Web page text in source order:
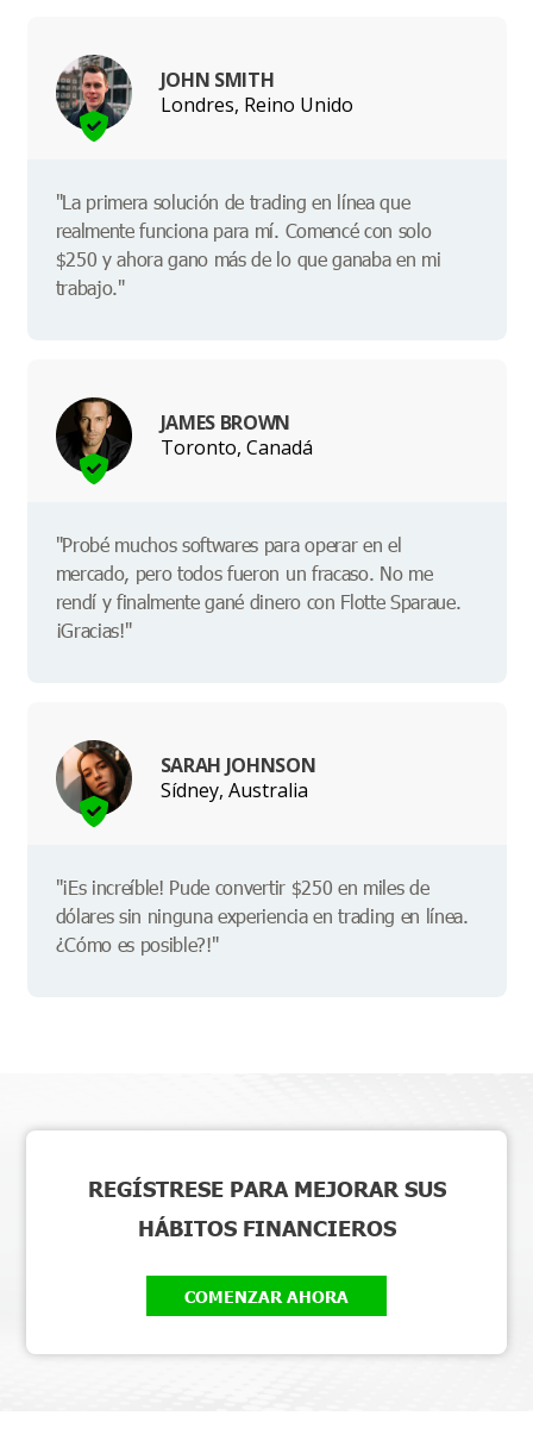
JOHN SMITH
Londres, Reino Unido
"La primera solución de trading en línea que
realmente funciona para mí. Comencé con solo
$250 y ahora gano más de lo que ganaba en mi
trabajo."
JAMES BROWN
Toronto, Canadá
"Probé muchos softwares para operar en el
mercado, pero todos fueron un fracaso. No me
rendí y finalmente gané dinero con Flotte Sparaue.
¡Gracias!"
SARAH JOHNSON
Sídney, Australia
"¡Es increíble! Pude convertir $250 en miles de
dólares sin ninguna experiencia en trading en línea.
¿Cómo es posible?!"
REGÍSTRESE PARA MEJORAR SUS
HÁBITOS FINANCIEROS
COMENZAR AHORA